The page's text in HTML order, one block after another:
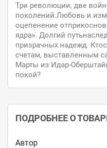
Три революции, две
поколений.Любовь и
оцепенение
ядра». Долгий
призрачных надежд.
счетам, выставленным
Марты из Идар-
покой?
ПОДРОБНЕЕ О
Автор